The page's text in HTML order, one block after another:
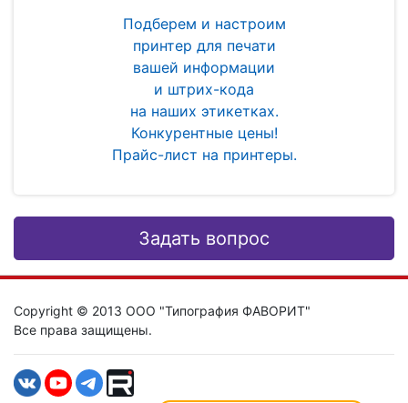
Подберем и настроим
принтер для печати
вашей информации
и штрих-кода
на наших этикетках.
Конкурентные цены!
Прайс-лист на принтеры.
Задать вопрос
Copyright © 2013 ООО "Типография ФАВОРИТ"
Все права защищены.